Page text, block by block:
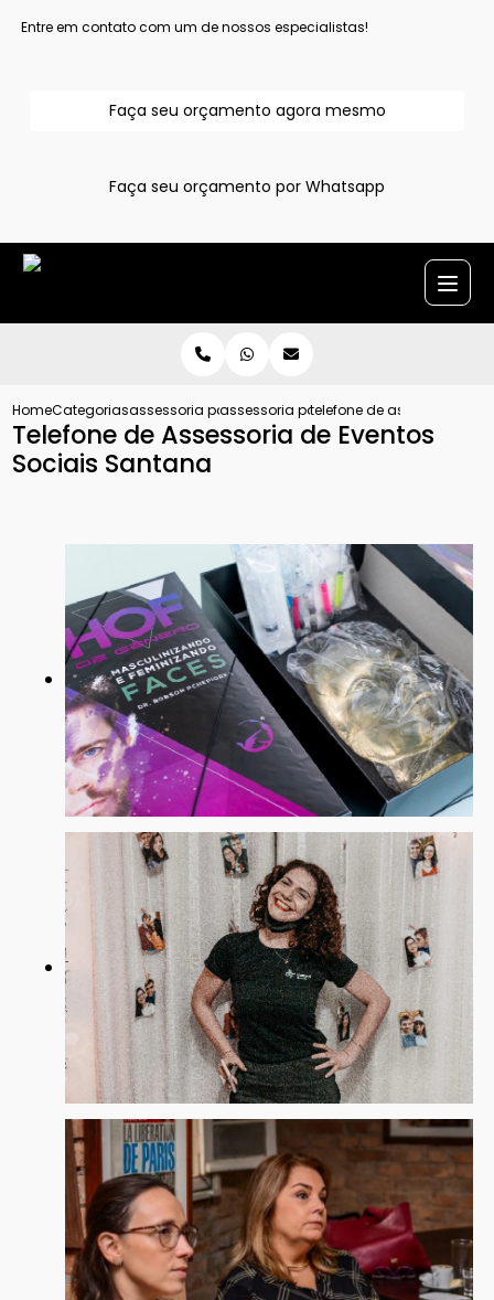
Entre em contato com um de nossos especialistas!
Faça seu orçamento agora mesmo
Faça seu orçamento por Whatsapp
HomeCategoriasassessoria para eventoassessoria para eventos sociais
telefone de assessoria de
Telefone de Assessoria de Eventos
Sociais Santana